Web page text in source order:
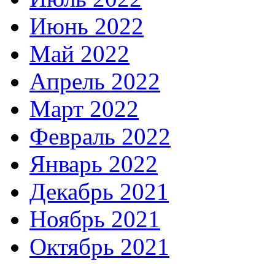
Июнь 2022
Май 2022
Апрель 2022
Март 2022
Февраль 2022
Январь 2022
Декабрь 2021
Ноябрь 2021
Октябрь 2021